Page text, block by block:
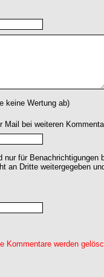
keine Wertung ab)
Mail bei weiteren
nur für Benachrichtigungen
an Dritte weitergegeben
Kommentare werden